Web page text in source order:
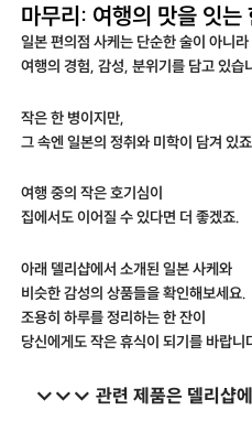
마무리: 여행의 맛을 잇는
일본 편의점 사케는 단순한 술이 아니라
여행의 경험, 감성, 분위기를 담고 있습
작은 한 병이지만,
그 속엔 일본의 정취와 미학이 담겨 있
여행 중의 작은 호기심이
집에서도 이어질 수 있다면 더 좋겠죠.
아래 델리샵에서 소개된 일본 사케와
비슷한 감성의 상품들을 확인해보세요.
조용히 하루를 정리하는 한 잔이
당신에게도 작은 휴식이 되기를 바랍니
↓↓↓ 관련 제품은 델리샵